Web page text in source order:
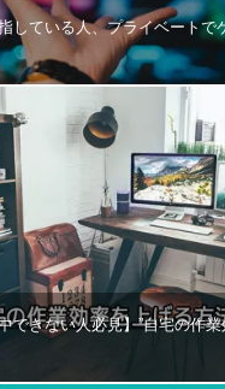
している人、プライベートで
できない人必見】”自宅の作